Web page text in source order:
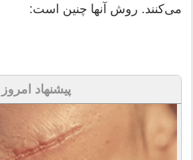
می‌کنند. روش آنها چنین است:
پیشنهاد امروز